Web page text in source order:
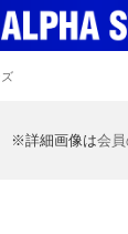
ズ
※詳細画像は会員